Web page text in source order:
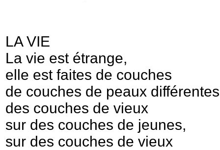
LA VIE
La vie est étrange,
elle est faites de couches
de couches de peaux
des couches de vieux
sur des couches de jeunes,
sur des couches de vieux